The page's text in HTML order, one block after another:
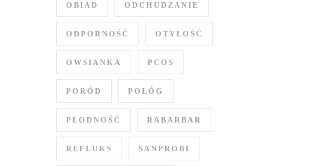
OBIAD ODCHUDZANIE
ODPORNOŚĆ OTYŁOŚĆ
OWSIANKA PCOS
PORÓD POŁÓG
PŁODNOŚĆ RABARBAR
REFLUKS SANPROBI